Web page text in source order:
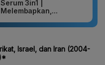
Serum 3in1 |
Melembapkan,...